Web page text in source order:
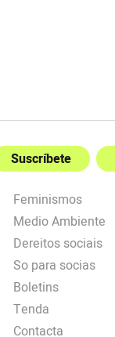
Suscríbete
Feminismos
Medio Ambiente
Dereitos sociais
So para socias
Boletins
Tenda
Contacta